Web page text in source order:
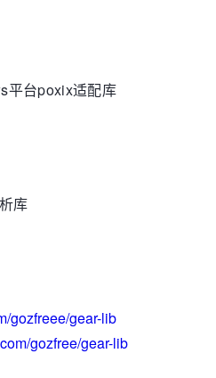
平台poxix适配库
库
gozfreee/gear-lib
gozfree/gear-lib